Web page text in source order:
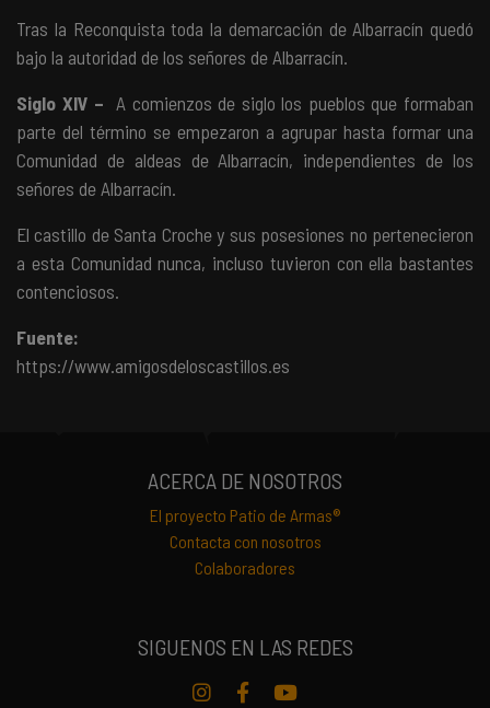
Tras la Reconquista toda la demarcación de Albarracín quedó
bajo la autoridad de los señores de Albarracín.
Siglo XIV – A comienzos de siglo los pueblos que formaban
parte del término se empezaron a agrupar hasta formar una
Comunidad de aldeas de Albarracín, independientes de los
señores de Albarracín.
El castillo de Santa Croche y sus posesiones no pertenecieron
a esta Comunidad nunca, incluso tuvieron con ella bastantes
contenciosos.
Fuente:
https://www.amigosdeloscastillos.es
ACERCA DE NOSOTROS
El proyecto Patio de Armas®
Contacta con nosotros
Colaboradores
SIGUENOS EN LAS REDES
Instagram
FacebookYoutube